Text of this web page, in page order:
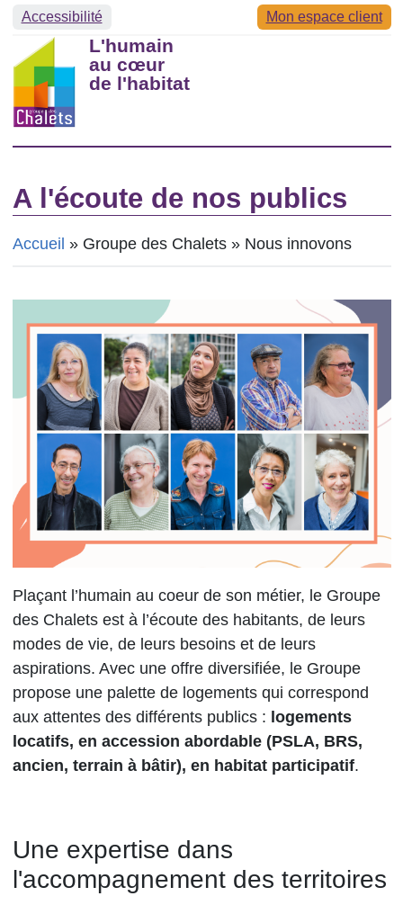
Aller au contenu principal
Accessibilité Mon espace client
L'humain
au cœur
de l'habitat
A l'écoute de nos publics
Fil d'Ariane
Accueil Groupe des Chalets Nous innovons
Plaçant l’humain au coeur de son métier, le Groupe
des Chalets est à l’écoute des habitants, de leurs
modes de vie, de leurs besoins et de leurs
aspirations. Avec une offre diversifiée, le Groupe
propose une palette de logements qui correspond
aux attentes des différents publics : logements
locatifs, en accession abordable (PSLA, BRS,
ancien, terrain à bâtir), en habitat participatif.
Une expertise dans
l'accompagnement des territoires